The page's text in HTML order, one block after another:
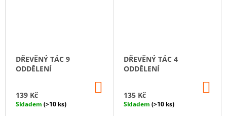
DŘEVĚNÝ TÁC 9
ODDĚLENÍ
139 Kč KOŠÍKU
Skladem (>10 ks)
DŘEVĚNÝ TÁC 4
ODDĚLENÍ
135 Kč
Skladem (>10 ks)